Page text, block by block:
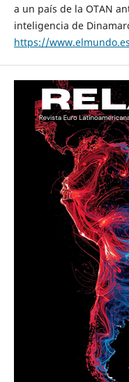
a un país de la OTAN
inteligencia de
https://